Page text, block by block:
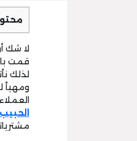
لا شك
قمت
لذلك
ومهيأ
الحبيب